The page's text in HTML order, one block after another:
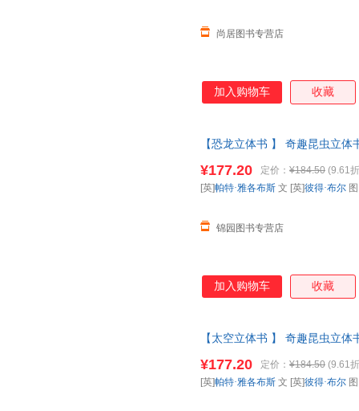
尚居图书专营店
加入购物车 收藏
【恐龙立体书 】 奇趣昆虫立
票 如需请联系在线客服
¥177.20 定价： ¥184.50 (9.61
锦园图书专营店
[英]帕特·雅各布斯 文 [英]彼得·布尔
加入购物车 收藏
【太空立体书 】 奇趣昆虫立
票 如需请联系在线客服
¥177.20 定价： ¥184.50 (9.61
[英]帕特·雅各布斯 文 [英]彼得·布尔